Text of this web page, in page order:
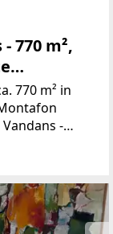
770 m²,
770 m² in
-
liegt in